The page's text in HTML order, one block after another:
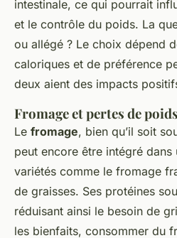
intestinale, ce qui pourrait
et le contrôle du poids. La
ou allégé ? Le choix dépend
caloriques et de préférence
deux aient des impacts
Fromage et pertes de poids
Le fromage, bien qu’il soit
peut encore être intégré dans
variétés comme le fromage
de graisses. Ses protéines
réduisant ainsi le besoin de
les bienfaits, consommer du